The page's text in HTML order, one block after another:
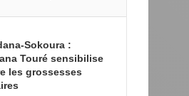
Sokoura :
Touré sensibilise
les grossesses